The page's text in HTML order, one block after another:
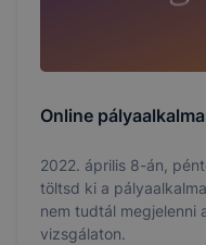
Online
2022. április 8-án,
töltsd ki a
nem tudtál megjelenni
vizsgálaton.